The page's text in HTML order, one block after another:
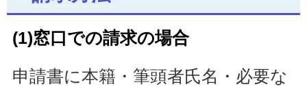
(1)窓口での請求の場合
申請書に本籍・筆頭者氏名・必要な